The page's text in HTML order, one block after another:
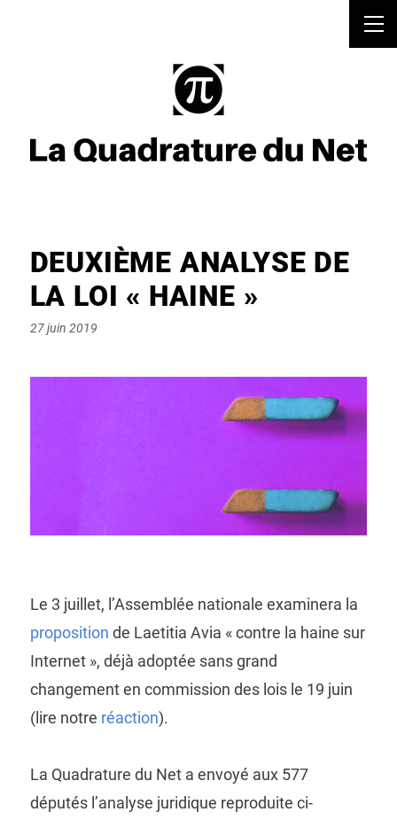
DEUXIÈME ANALYSE DE
LA LOI « HAINE »
Posted
27 juin 2019
Le 3 juillet, l’Assemblée nationale examinera la
proposition de Laetitia Avia « contre la haine sur
Internet », déjà adoptée sans grand
changement en commission des lois le 19 juin
(lire notre réaction).
La Quadrature du Net a envoyé aux 577
députés l’analyse juridique reproduite ci-